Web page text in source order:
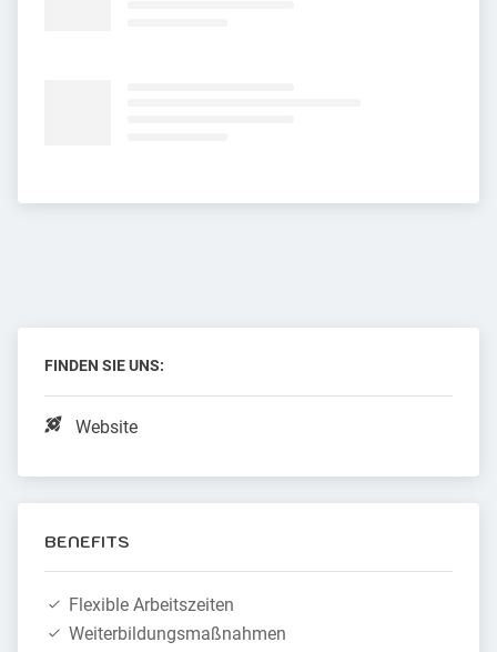
FINDEN SIE UNS:
Website
BENEFITS
Flexible Arbeitszeiten
Weiterbildungsmaßnahmen